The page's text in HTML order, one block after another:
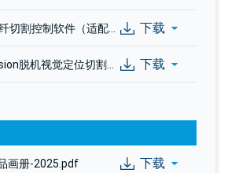
下载
下载
画册-2025.pdf 下载